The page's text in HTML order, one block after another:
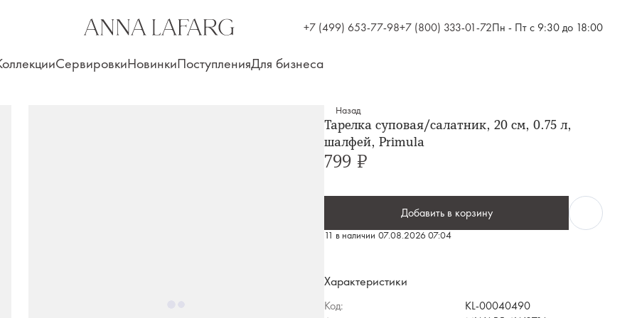
+7 (499) 653-77-98+7 (800) 333-01-72Пн - Пт с 9:30 до 18:00
СервировкиНовинкиПоступленияДля бизнеса
Назад
Тарелка суповая/салатник, 20 см, 0.75 л,
шалфей, Primula
799 ₽
11 в наличии 07.08.2026 07:04
Добавить в корзину
Характеристики
Код:
KL-00040490